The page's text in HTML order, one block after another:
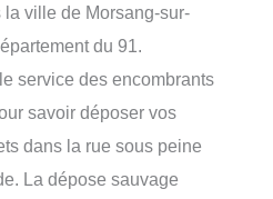
la ville de Morsang-sur-
du 91.
service des encombrants
savoir déposer vos
dans la rue sous peine
La dépose sauvage